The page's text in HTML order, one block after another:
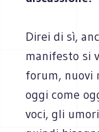
Direi di sì,
manifesto si
forum, nuovi
oggi come
voci, gli